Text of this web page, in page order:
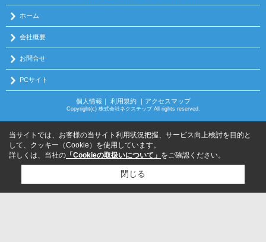
ホーム
会社概要
お問合せ
PCサイト
個人情報 ｜ 利用規約｜ アクセスマップ
Copyright(c) 株式会社ネクステップ All rights reserved.
当サイトでは、お客様の当サイト利用状況把握、サービス向上検討を目的と
して、クッキー（Cookie）を使用しています。
詳しくは、当社の 「Cookieの取扱いについて」 をご確認ください。
閉じる